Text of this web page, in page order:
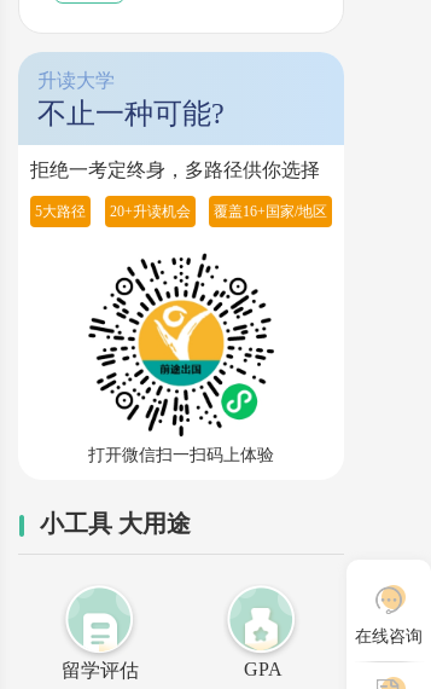
升读大学
不止一种可能?
拒绝一考定终身，多路径供你选择
5大路径 20+升读机会 覆盖16+国家/地区
打开微信扫一扫码上体验
小工具 大用途
留学评估 GPA
在线咨询